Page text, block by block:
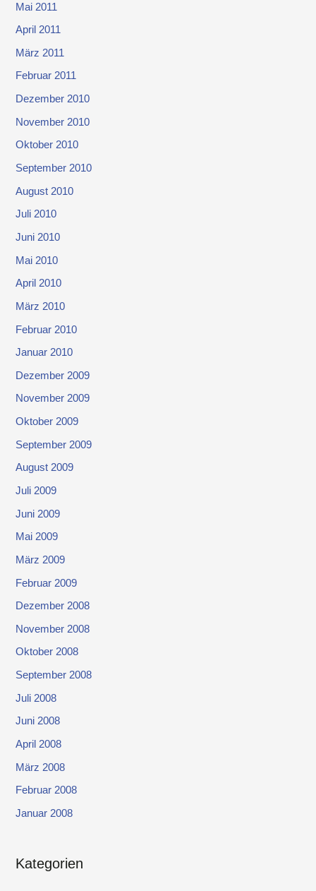
Mai 2011
April 2011
März 2011
Februar 2011
Dezember 2010
November 2010
Oktober 2010
September 2010
August 2010
Juli 2010
Juni 2010
Mai 2010
April 2010
März 2010
Februar 2010
Januar 2010
Dezember 2009
November 2009
Oktober 2009
September 2009
August 2009
Juli 2009
Juni 2009
Mai 2009
März 2009
Februar 2009
Dezember 2008
November 2008
Oktober 2008
September 2008
Juli 2008
Juni 2008
April 2008
März 2008
Februar 2008
Januar 2008
Kategorien